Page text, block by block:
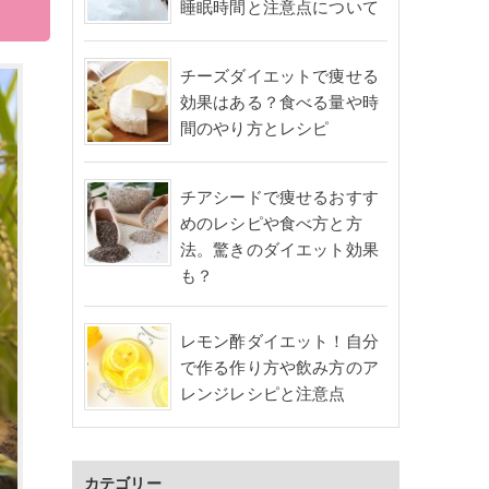
睡眠時間と注意点について
チーズダイエットで痩せる
効果はある？食べる量や時
間のやり方とレシピ
チアシードで痩せるおすす
めのレシピや食べ方と方
法。驚きのダイエット効果
も？
レモン酢ダイエット！自分
で作る作り方や飲み方のア
レンジレシピと注意点
カテゴリー